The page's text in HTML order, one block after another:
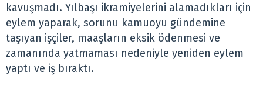
kavuşmadı. Yılbaşı ikramiyelerini alamadıkları için
eylem yaparak, sorunu kamuoyu gündemine
taşıyan işçiler, maaşların eksik ödenmesi ve
zamanında yatmaması nedeniyle yeniden eylem
yaptı ve iş bıraktı.